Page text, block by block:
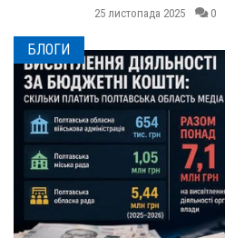
25 листопада 2025 0
БЛОГИ